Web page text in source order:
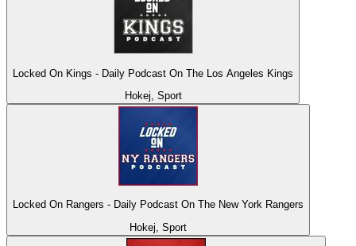
Locked On Kings - Daily Podcast On The Los Angeles Kings
Hokej, Sport
Locked On Rangers - Daily Podcast On The New York Rangers
Hokej, Sport